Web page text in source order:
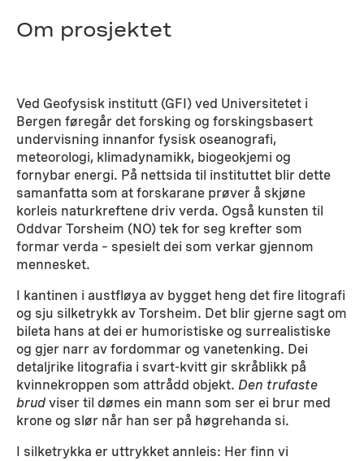
Om prosjektet
Ved Geofysisk institutt (GFI) ved Universitetet i
Bergen føregår det forsking og forskingsbasert
undervisning innanfor fysisk oseanografi,
meteorologi, klimadynamikk, biogeokjemi og
fornybar energi. På nettsida til instituttet blir dette
samanfatta som at forskarane prøver å skjøne
korleis naturkreftene driv verda. Også kunsten til
Oddvar Torsheim (NO) tek for seg krefter som
formar verda – spesielt dei som verkar gjennom
mennesket.
I kantinen i austfløya av bygget heng det fire litografi
og sju silketrykk av Torsheim. Det blir gjerne sagt om
bileta hans at dei er humoristiske og surrealistiske
og gjer narr av fordommar og vanetenking. Dei
detaljrike litografia i svart-kvitt gir skråblikk på
kvinnekroppen som attrådd objekt.Den trufaste
brud viser til dømes ein mann som ser ei brur med
krone og slør når han ser på høgrehanda si.
I silketrykka er uttrykket annleis: Her finn vi